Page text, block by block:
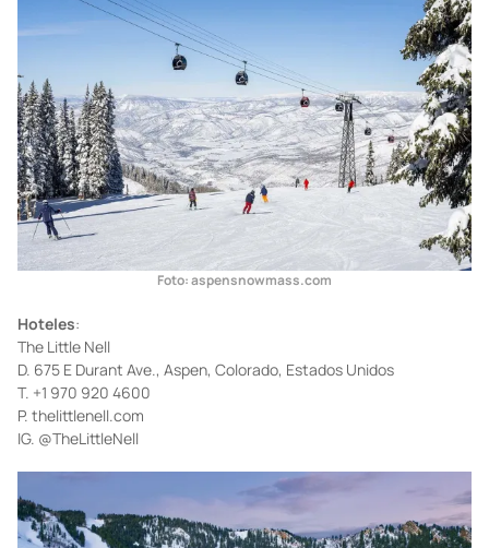
Foto: aspensnowmass.com
Hoteles:
The Little Nell
D. 675 E Durant Ave., Aspen, Colorado, Estados Unidos
T. +1 970 920 4600
P. thelittlenell.com
IG. @TheLittleNell